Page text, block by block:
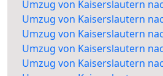
Umzug von Kaiserslautern
Umzug von Kaiserslautern
Umzug von Kaiserslautern
Umzug von Kaiserslautern
Umzug von Kaiserslautern